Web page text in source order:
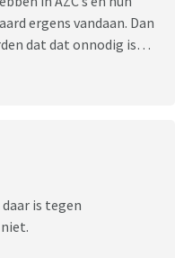
ergens vandaan. Dan
dat dat onnodig is…
is tegen